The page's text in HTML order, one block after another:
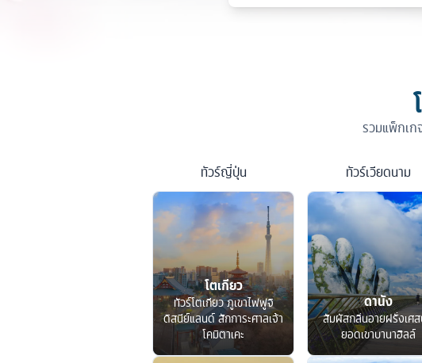
รวมแพ็กเก
ทัวร์ญี่ปุ่น
โตเกียว
ทัวร์โตเกียว ภูเขาไฟฟูจิ
ดิสนีย์แลนด์ สักการะศาลเจ้า
โคมิตาเคะ
ทัวร์เวียดนาม
ดานัง
สัมผัสกลิ่นอายฝรั่งเศ
ยอดเขาบานาฮิลล์